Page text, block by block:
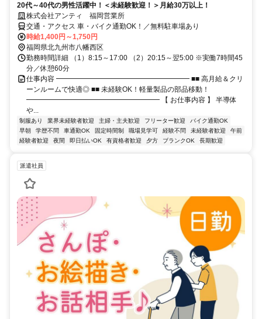
20代～40代の男性活躍中！＜未経験歓迎！＞月給30万以上！
株式会社アンティ 福岡営業所
交通・アクセス 車・バイク通勤OK！／無料駐車場あり
時給1,400円～1,750円
福岡県北九州市八幡西区
勤務時間詳細 （1）8:15～17:00 （2）20:15～翌5:00 ※実働7時間45
分／休憩60分
仕事内容 ━━━━━━━━━━━━━━━━━━━ ■■ 高月給＆クリ
ーンルームで快適◎ ■■ 未経験OK！軽量製品の部品移動！
━━━━━━━━━━━━━━━━━━━ 【 お仕事内容 】 半導体
や...
制服あり 業界未経験者歓迎 主婦・主夫歓迎 フリーター歓迎
バイク通勤OK
早朝
学歴不問 車通勤OK 固定時間制 職場見学可 経験不問 未経験者歓迎
午前
経験者歓迎
夜間 即日払いOK 有資格者歓迎 夕方 ブランクOK 長期歓迎
派遣社員